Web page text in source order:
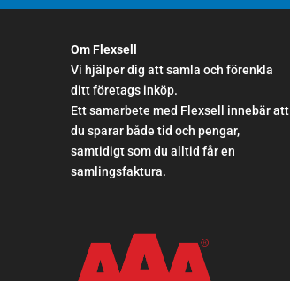
Om Flexsell
Vi hjälper dig att samla och förenkla
ditt företags inköp.
Ett samarbete med Flexsell innebär att
du sparar både tid och pengar,
samtidigt som du alltid får en
samlingsfaktura.